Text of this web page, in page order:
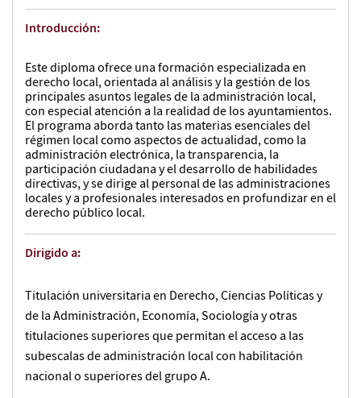
Introducción:
Este diploma ofrece una formación especializada en
derecho local, orientada al análisis y la gestión de los
principales asuntos legales de la administración local,
con especial atención a la realidad de los ayuntamientos.
El programa aborda tanto las materias esenciales del
régimen local como aspectos de actualidad, como la
administración electrónica, la transparencia, la
participación ciudadana y el desarrollo de habilidades
directivas, y se dirige al personal de las administraciones
locales y a profesionales interesados en profundizar en el
derecho público local.
Dirigido a:
Titulación universitaria en Derecho, Ciencias Políticas y
de la Administración, Economía, Sociología y otras
titulaciones superiores que permitan el acceso a las
subescalas de administración local con habilitación
nacional o superiores del grupo A.